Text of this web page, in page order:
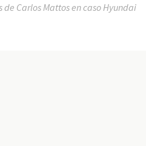
Carlos Mattos en caso Hyundai